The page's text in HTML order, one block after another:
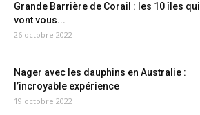
Grande Barrière de Corail : les 10 îles qui
vont vous...
26 octobre 2022
Nager avec les dauphins en Australie :
l’incroyable expérience
19 octobre 2022